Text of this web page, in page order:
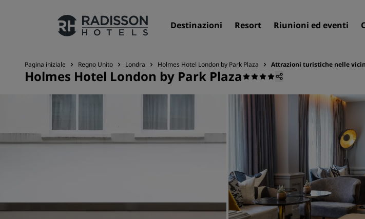
Destinazioni Resort Riunioni ed eventi
I nostri Marchi
Pagina iniziale Regno Unito Londra Holmes Hotel London by Park Plaza Attrazioni turistiche nelle
Holmes Hotel London by Park Plaza